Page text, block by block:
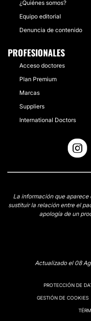
¿Quiénes somos?
Equipo editorial
Denuncia de contenido
PROFESIONALES
Acceso doctores
Plan Premium
Marcas
Suppliers
International Doctors
La información que
sustituir la relación entre el
apología de un
Actualizado el 08
PROTECCIÓN DE
GESTIÓN DE COOKIES